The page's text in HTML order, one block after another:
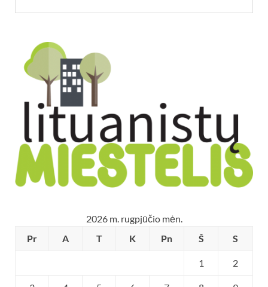
2026 m. rugpjūčio mėn.
Pr
A T K Pn Š S
1 2